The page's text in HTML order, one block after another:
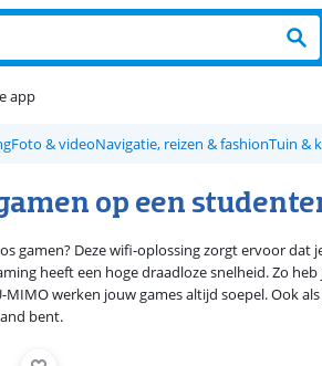
app
Foto & videoNavigatie, reizen & fashionTuin &
op een
gamen? Deze wifi-oplossing zorgt ervoor
heeft een hoge draadloze snelheid. Zo
werken jouw games altijd soepel. Ook
bent.